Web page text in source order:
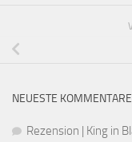
NEUESTE KOMMENTARE
Rezension | King in